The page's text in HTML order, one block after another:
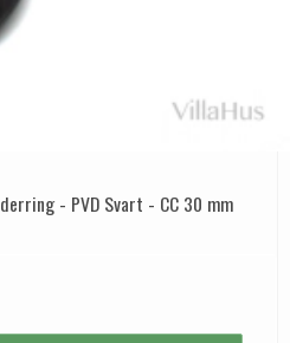
- PVD Svart - CC 30 mm